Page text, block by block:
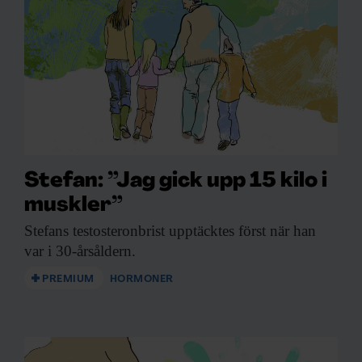
enbart pojkar och orsakar bland annat svår
diarré, hudinflammationer, diabetes och
livshotande infektioner.
Bara några få fall
är kända i Sverige. Lyckligtvis är det
möjligt att bota den dödliga sjukdomen
genom en benmärgstransplantation.
Brunkow och Fred Ramsdell lyckades ringa in området
där mutationen låg hos möss. De lokaliserade den till
Stefan: ”Jag gick upp 15 kilo i
muskler”
Stefans testosteronbrist upptäcktes först när han
var i 30-årsåldern.
PREMIUM HORMONER